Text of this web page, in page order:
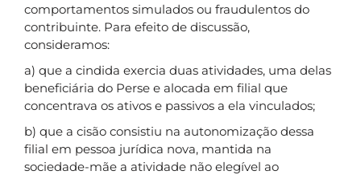
comportamentos simulados ou fraudulentos do
contribuinte. Para efeito de discussão,
consideramos:
a) que a cindida exercia duas atividades, uma delas
beneficiária do Perse e alocada em filial que
concentrava os ativos e passivos a ela vinculados;
b) que a cisão consistiu na autonomização dessa
filial em pessoa jurídica nova, mantida na
sociedade-mãe a atividade não elegível ao